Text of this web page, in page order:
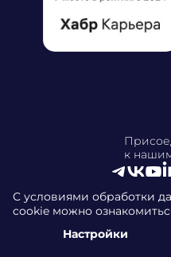
к
Политика
С условиями обработки
cookie можно
Настройки